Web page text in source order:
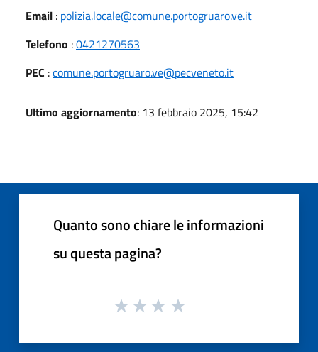
Email : polizia.locale@comune.portogruaro.ve.it
Telefono :0421270563
PEC :comune.portogruaro.ve@pecveneto.it
Ultimo aggiornamento: 13 febbraio 2025, 15:42
Quanto sono chiare le informazioni
su questa pagina?